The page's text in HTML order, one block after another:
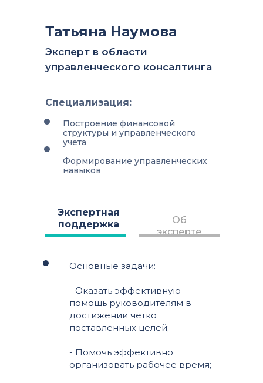
Татьяна Наумова
Эксперт в области
управленческого консалтинга
Специализация:
Построение финансовой
структуры и управленческого
учета
Формирование управленческих
навыков
Основные задачи:
- Оказать эффективную
помощь руководителям в
достижении четко
поставленных целей;
- Помочь эффективно
организовать рабочее время;
Экспертная
поддержка
Об
эксперте